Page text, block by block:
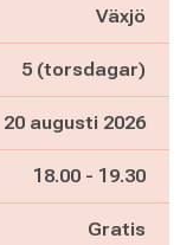
Växjö
5 (torsdagar)
20 augusti 2026
Pågår mellan
18.00 - och
19.30
Gratis